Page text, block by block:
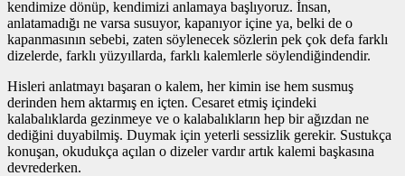
kendimize dönüp, kendimizi anlamaya başlıyoruz. İnsan,
anlatamadığı ne varsa susuyor, kapanıyor içine ya, belki de o
kapanmasının sebebi, zaten söylenecek sözlerin pek çok defa farklı
dizelerde, farklı yüzyıllarda, farklı kalemlerle söylendiğindendir.
Hisleri anlatmayı başaran o kalem, her kimin ise hem susmuş
derinden hem aktarmış en içten. Cesaret etmiş içindeki
kalabalıklarda gezinmeye ve o kalabalıkların hep bir ağızdan ne
dediğini duyabilmiş. Duymak için yeterli sessizlik gerekir. Sustukça
konuşan, okudukça açılan o dizeler vardır artık kalemi başkasına
devrederken.